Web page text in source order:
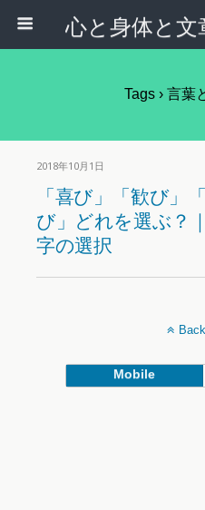
Tags › 言葉
2018年10月1日
「喜び」「歓び」
び」どれを選ぶ？
字の選択
Mobile